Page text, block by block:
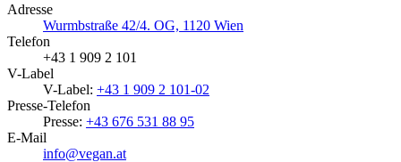
Adresse
Wurmbstraße 42/4. OG, 1120 Wien
Telefon
+43 1 909 2 101
V-Label
V-Label: +43 1 909 2 101-02
Presse-Telefon
Presse: +43 676 531 88 95
E-Mail
info@vegan.at